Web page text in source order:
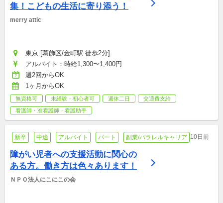
集！こどもの生活に寄り添う！
merry attic
東京 [葛飾区/金町駅 徒歩2分]
アルバイト：時給1,300〜1,400円
週2回からOK
1ヶ月からOK
無資格可 未経験・初心者可 週休二日
交通費支給
看護師・准看護師・看護助手
新卒 中途 アルバイト パート 副業/パラレルキャリア 10日前
障がい児者への支援活動に関心の
ある方。働き方は色々あります！
ＮＰＯ法人にこにこの会